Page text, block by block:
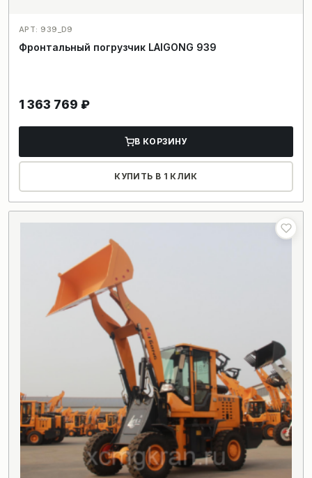
АРТ: 939_D9
Фронтальный погрузчик LAIGONG 939
1 363 769 ₽
В КОРЗИНУ
КУПИТЬ В 1 КЛИК